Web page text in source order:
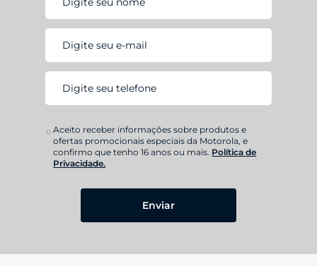
Enviar
Aceito receber informações sobre produtos e
ofertas promocionais especiais da Motorola, e
confirmo que tenho 16 anos ou mais. Política de
Privacidade.